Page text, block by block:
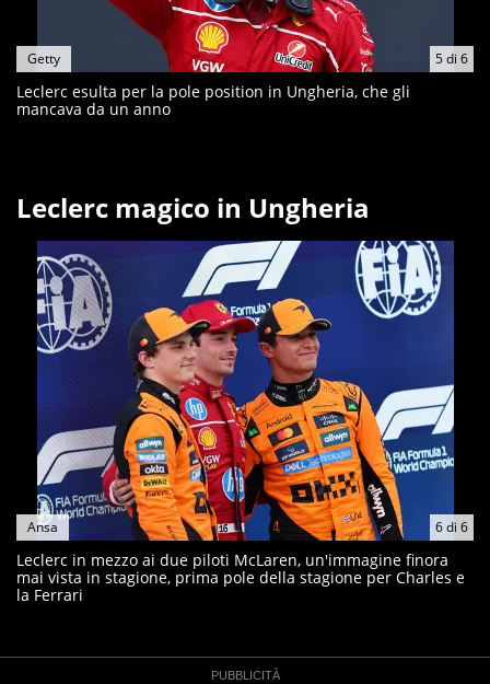
5di 6
Getty
Leclerc esulta per la pole position in Ungheria, che gli
mancava da un anno
Leclerc magico in Ungheria
6di 6
Ansa
Leclerc in mezzo ai due piloti McLaren, un'immagine finora
mai vista in stagione, prima pole della stagione per Charles e
la Ferrari